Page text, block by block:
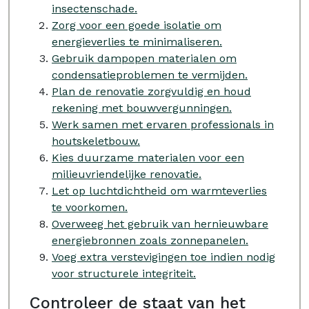
insectenschade.
Zorg voor een goede isolatie om
energieverlies te minimaliseren.
Gebruik dampopen materialen om
condensatieproblemen te vermijden.
Plan de renovatie zorgvuldig en houd
rekening met bouwvergunningen.
Werk samen met ervaren professionals in
houtskeletbouw.
Kies duurzame materialen voor een
milieuvriendelijke renovatie.
Let op luchtdichtheid om warmteverlies
te voorkomen.
Overweeg het gebruik van hernieuwbare
energiebronnen zoals zonnepanelen.
Voeg extra verstevigingen toe indien nodig
voor structurele integriteit.
Controleer de staat van het